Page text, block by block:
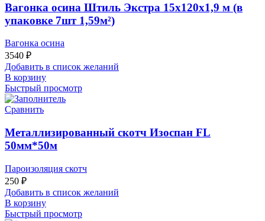
Вагонка осина Штиль Экстра 15х120х1,9 м (в
упаковке 7шт 1,59м²)
Вагонка осина
3540 ₽
Добавить в список желаний
В корзину
Быстрый просмотр
Сравнить
Металлизированный скотч Изоспан FL
50мм*50м
Пароизоляция скотч
250 ₽
Добавить в список желаний
В корзину
Быстрый просмотр